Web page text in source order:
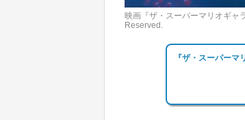
映画『ザ・スーパーマリオギ
Reserved.
『ザ・スーパー